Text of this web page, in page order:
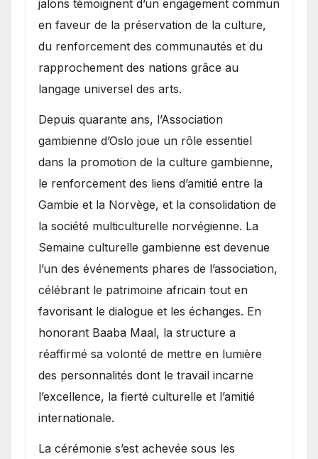
jalons témoignent d’un engagement commun
en faveur de la préservation de la culture,
du renforcement des communautés et du
rapprochement des nations grâce au
langage universel des arts.
​Depuis quarante ans, l’Association
gambienne d’Oslo joue un rôle essentiel
dans la promotion de la culture gambienne,
le renforcement des liens d’amitié entre la
Gambie et la Norvège, et la consolidation de
la société multiculturelle norvégienne. La
Semaine culturelle gambienne est devenue
l’un des événements phares de l’association,
célébrant le patrimoine africain tout en
favorisant le dialogue et les échanges. En
honorant Baaba Maal, la structure a
réaffirmé sa volonté de mettre en lumière
des personnalités dont le travail incarne
l’excellence, la fierté culturelle et l’amitié
internationale.
​La cérémonie s’est achevée sous les